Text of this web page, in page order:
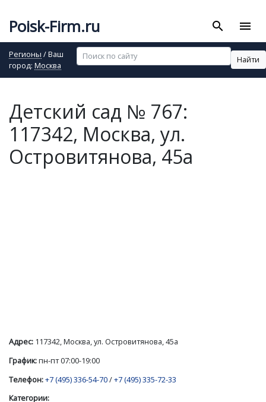
Poisk-Firm.ru search menu
Регионы / Ваш
город: Москва
Найти
Детский сад № 767:
117342, Москва, ул.
Островитянова, 45а
Адрес: 117342, Москва, ул. Островитянова, 45а
График:пн-пт 07:00-19:00
Телефон:+7 (495) 336-54-70/+7 (495) 335-72-33
Категории: